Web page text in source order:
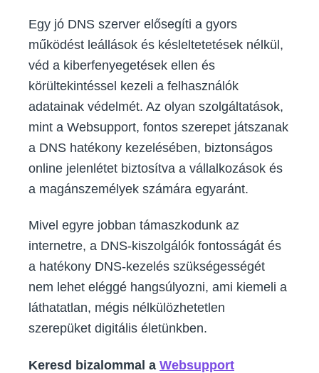
Egy jó DNS szerver elősegíti a gyors
működést leállások és késleltetetések nélkül,
véd a kiberfenyegetések ellen és
körültekintéssel kezeli a felhasználók
adatainak védelmét. Az olyan szolgáltatások,
mint a Websupport, fontos szerepet játszanak
a DNS hatékony kezelésében, biztonságos
online jelenlétet biztosítva a vállalkozások és
a magánszemélyek számára egyaránt.
Mivel egyre jobban támaszkodunk az
internetre, a DNS-kiszolgálók fontosságát és
a hatékony DNS-kezelés szükségességét
nem lehet eléggé hangsúlyozni, ami kiemeli a
láthatatlan, mégis nélkülözhetetlen
szerepüket digitális életünkben.
Keresd bizalommal a Websupport